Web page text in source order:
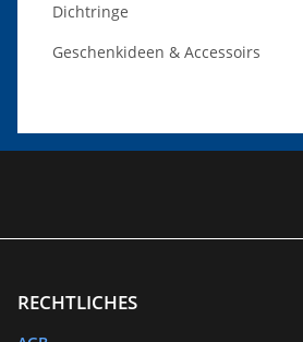
Dichtringe
Geschenkideen & Accessoirs
RECHTLICHES